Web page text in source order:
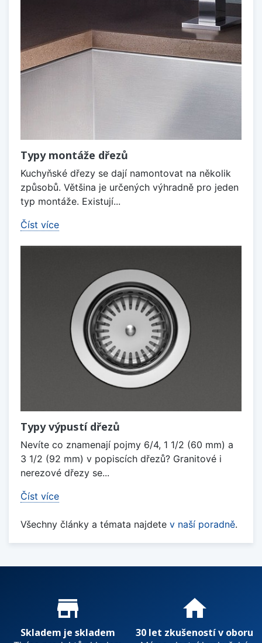
Typy montáže dřezů
Kuchyňské dřezy se dají namontovat na několik
způsobů. Většina je určených výhradně pro jeden
typ montáže. Existují...
Číst více
Typy výpustí dřezů
Nevíte co znamenají pojmy 6/4, 1 1/2 (60 mm) a
3 1/2 (92 mm) v popiscích dřezů? Granitové i
nerezové dřezy se...
Číst více
Všechny články a témata najdete v naší poradně.
Proč nakupovat u nás?
store_mall_directory
Skladem je skladem
home
30 let zkušeností v oboru